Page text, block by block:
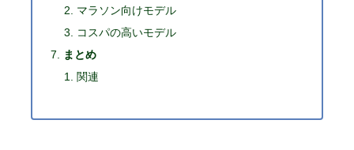
マラソン向けモデル
コスパの高いモデル
まとめ
関連